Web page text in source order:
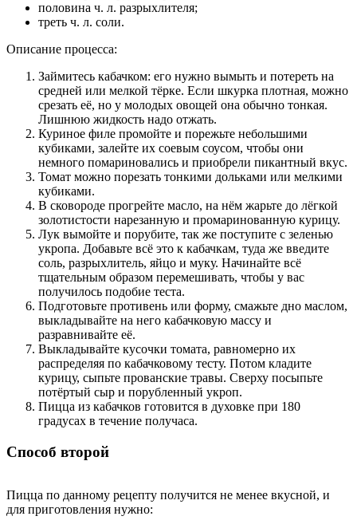
половина ч. л. разрыхлителя;
треть ч. л. соли.
Описание процесса:
Займитесь кабачком: его нужно вымыть и потереть на
средней или мелкой тёрке. Если шкурка плотная, можно
срезать её, но у молодых овощей она обычно тонкая.
Лишнюю жидкость надо отжать.
Куриное филе промойте и порежьте небольшими
кубиками, залейте их соевым соусом, чтобы они
немного помариновались и приобрели пикантный вкус.
Томат можно порезать тонкими дольками или мелкими
кубиками.
В сковороде прогрейте масло, на нём жарьте до лёгкой
золотистости нарезанную и промаринованную курицу.
Лук вымойте и порубите, так же поступите с зеленью
укропа. Добавьте всё это к кабачкам, туда же введите
соль, разрыхлитель, яйцо и муку. Начинайте всё
тщательным образом перемешивать, чтобы у вас
получилось подобие теста.
Подготовьте противень или форму, смажьте дно маслом,
выкладывайте на него кабачковую массу и
разравнивайте её.
Выкладывайте кусочки томата, равномерно их
распределяя по кабачковому тесту. Потом кладите
курицу, сыпьте прованские травы. Сверху посыпьте
потёртый сыр и порубленный укроп.
Пицца из кабачков готовится в духовке при 180
градусах в течение получаса.
Способ второй
Пицца по данному рецепту получится не менее вкусной, и
для приготовления нужно: